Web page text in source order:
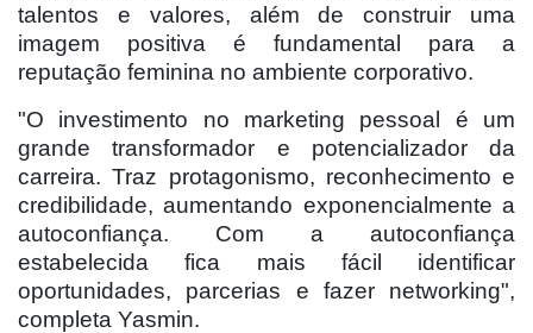
talentos e valores, além de construir uma
imagem positiva é fundamental para a
reputação feminina no ambiente corporativo.
"O investimento no marketing pessoal é um
grande transformador e potencializador da
carreira. Traz protagonismo, reconhecimento e
credibilidade, aumentando exponencialmente a
autoconfiança. Com a autoconfiança
estabelecida fica mais fácil identificar
oportunidades, parcerias e fazer networking",
completa Yasmin.